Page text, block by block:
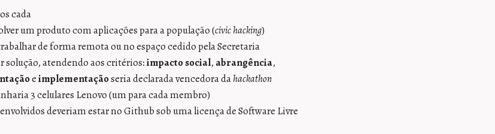
cada
um produto com aplicações para a população (civic hacking)
de forma remota ou no espaço cedido pela Secretaria
solução, atendendo aos critérios:impacto social, abrangência,
eimplementaçãoseria declarada vencedora dahackathon
3 celulares Lenovo (um para cada membro)
deveriam estar no Github sob uma licença de Software Livre